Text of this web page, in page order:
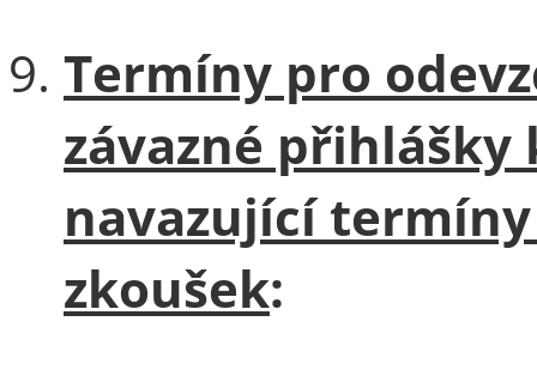
Termíny pro
závazné přihlášky
navazující
zkoušek: